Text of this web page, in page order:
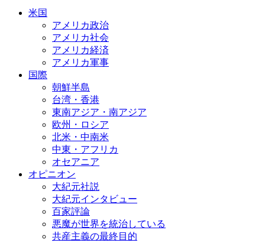
米国
アメリカ政治
アメリカ社会
アメリカ経済
アメリカ軍事
国際
朝鮮半島
台湾・香港
東南アジア・南アジア
欧州・ロシア
北米・中南米
中東・アフリカ
オセアニア
オピニオン
大紀元社説
大紀元インタビュー
百家評論
悪魔が世界を統治している
共産主義の最終目的